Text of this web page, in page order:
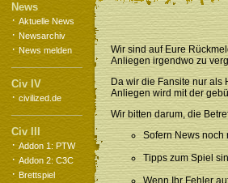
News
· Aktuelle News
· Newsarchiv
· News melden
Civ IV
· civilized.de
Civ III
· Addon 1: PTW
· Addon 2: C3C
· Brettspiel
Wir sind auf Eure
Anliegen irgendwo zu
Da wir die Fansite nur als
Anliegen wird mit der
Wir bitten darum, die
Sofern News
Tipps zum Spiel
Wenn Ihr Fehler